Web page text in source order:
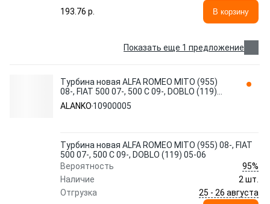
193.76 p.
В корзину
Показать еще 1 предложение
Турбина новая ALFA ROMEO MITO (955)
08-, FIAT 500 07-, 500 C 09-, DOBLO (119)
05-06 10900005 ALANKO
ALANKO 10900005
Турбина новая ALFA ROMEO MITO (955) 08-, FIAT
500 07-, 500 C 09-, DOBLO (119) 05-06
Вероятность
95%
Наличие
2 шт.
Отгрузка
25 - 26 августа